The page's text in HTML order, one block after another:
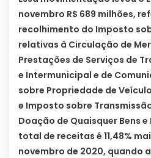
novembro R$ 689 milhões,
recolhimento do Imposto
relativas à Circulação de
Prestações de Serviços de
e Intermunicipal e de
sobre Propriedade de
e Imposto sobre
Doação de Quaisquer Bens
total de receitas é 11,48%
novembro de 2020, quando